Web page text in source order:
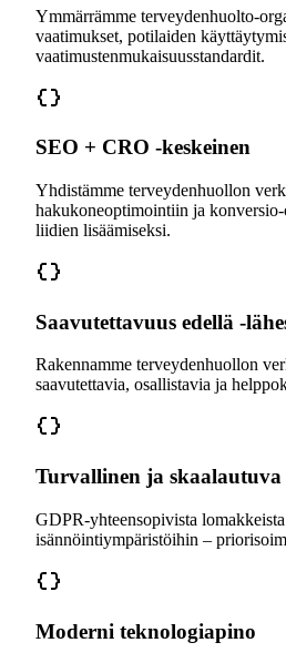
Ymmärrämme terveydenhuolto-
vaatimukset, potilaiden
vaatimustenmukaisuusstandardit.
SEO + CRO -keskeinen
Yhdistämme terveydenhuollon
hakukoneoptimointiin ja
liidien lisäämiseksi.
Saavutettavuus edellä -
Rakennamme terveydenhuollon
saavutettavia, osallistavia ja
Turvallinen ja skaalautuva
GDPR-yhteensopivista
isännöintiympäristöihin –
Moderni teknologiapino